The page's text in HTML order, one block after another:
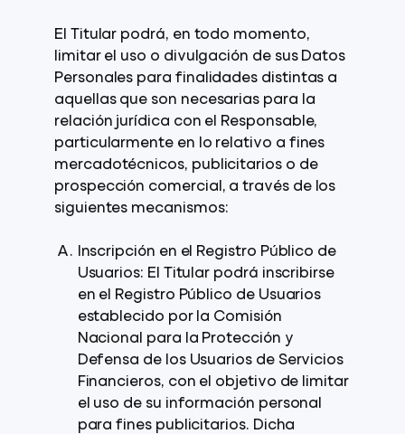
El Titular podrá, en todo momento,
limitar el uso o divulgación de sus Datos
Personales para finalidades distintas a
aquellas que son necesarias para la
relación jurídica con el Responsable,
particularmente en lo relativo a fines
mercadotécnicos, publicitarios o de
prospección comercial, a través de los
siguientes mecanismos:
Inscripción en el Registro Público de
Usuarios: El Titular podrá inscribirse
en el Registro Público de Usuarios
establecido por la Comisión
Nacional para la Protección y
Defensa de los Usuarios de Servicios
Financieros, con el objetivo de limitar
el uso de su información personal
para fines publicitarios. Dicha